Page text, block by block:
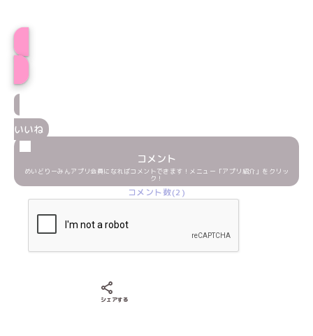
いいね
コメント
めいどりーみんアプリ会員になればコメントできます！メニュー「アプリ紹介」をクリッ
ク！
コメント数(2)
シェアする